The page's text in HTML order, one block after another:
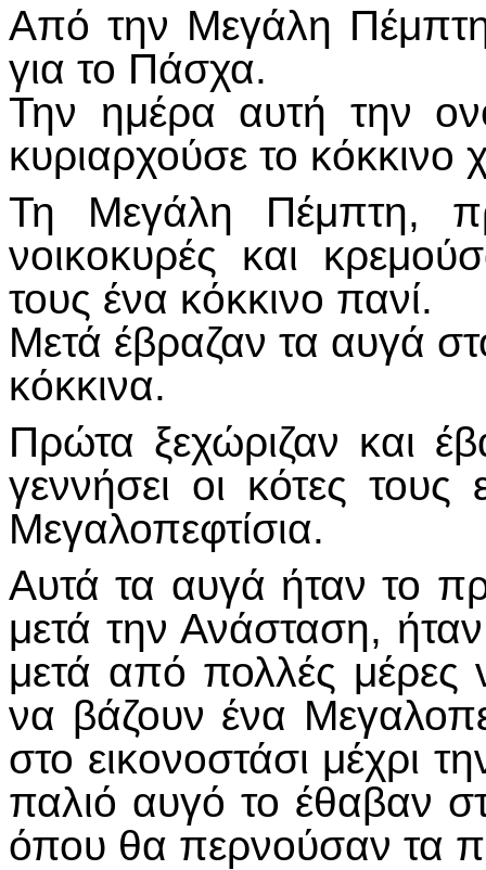
Από την Μεγάλη Πέμπτη
για το Πάσχα.
Την ημέρα αυτή την
κυριαρχούσε το κόκκινο
Τη Μεγάλη Πέμπτη,
νοικοκυρές και
τους ένα κόκκινο πανί.
Μετά έβραζαν τα αυγά
κόκκινα.
Πρώτα ξεχώριζαν και
γεννήσει οι κότες
Μεγαλοπεφτίσια.
Αυτά τα αυγά ήταν το
μετά την Ανάσταση,
μετά από πολλές μέρες
να βάζουν ένα
στο εικονοστάσι μέχρι
παλιό αυγό το έθαβαν
όπου θα περνούσαν τα